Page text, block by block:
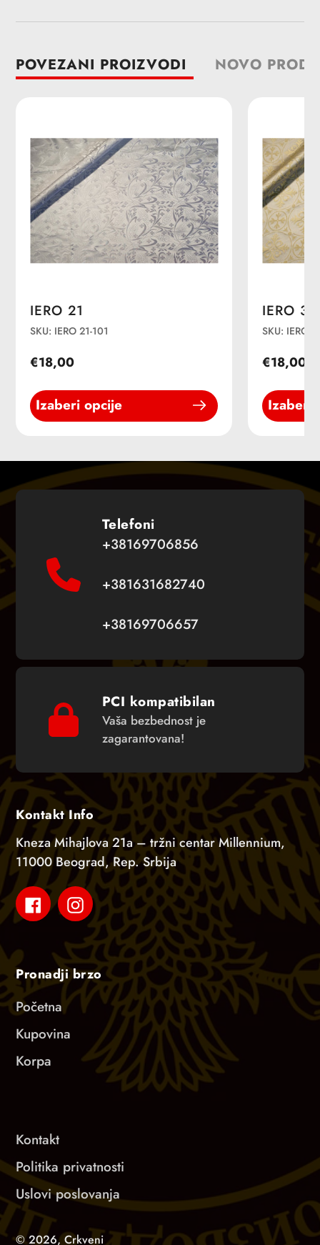
korpu
POVEZANI PROIZVODI NOVO
IERO 21
SKU: IERO 21-101
€18,00
Izaberi opcije
IERO 32
SKU: IERO
€18,00
Izaberi
Telefoni
+38169706856
+381631682740
+38169706657
PCI kompatibilan
Vaša bezbednost je
zagarantovana!
Kontakt Info
Kneza Mihajlova 21a – tržni centar Millennium,
11000 Beograd, Rep. Srbija
FacebookInstagram
Pronadji brzo
Početna
Kupovina
Korpa
Kontakt
Politika privatnosti
Uslovi poslovanja
© 2026,Crkveni